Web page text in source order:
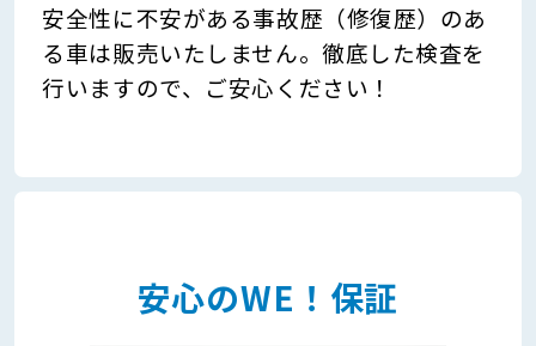
安全性に不安がある事故歴（修復歴）のあ
る車は販売いたしません。徹底した検査を
行いますので、ご安心ください！
安心のWE！保証